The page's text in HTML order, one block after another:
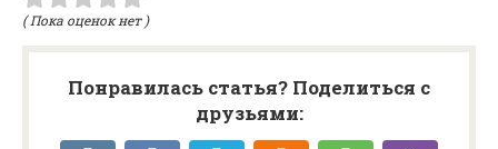
( Пока оценок нет )
Понравилась статья? Поделиться с
друзьями: